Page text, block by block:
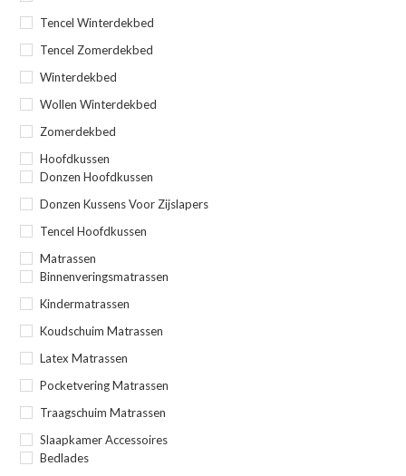
Tencel Winterdekbed
Tencel Zomerdekbed
Winterdekbed
Wollen Winterdekbed
Zomerdekbed
Hoofdkussen
Donzen Hoofdkussen
Donzen Kussens Voor Zijslapers
Tencel Hoofdkussen
Matrassen
Binnenveringsmatrassen
Kindermatrassen
Koudschuim Matrassen
Latex Matrassen
Pocketvering Matrassen
Traagschuim Matrassen
Slaapkamer Accessoires
Bedlades